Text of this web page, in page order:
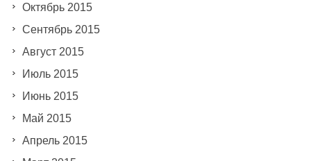
Октябрь 2015
Сентябрь 2015
Август 2015
Июль 2015
Июнь 2015
Май 2015
Апрель 2015